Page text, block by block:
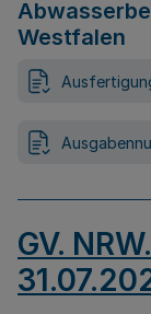
Westfalen
GV.